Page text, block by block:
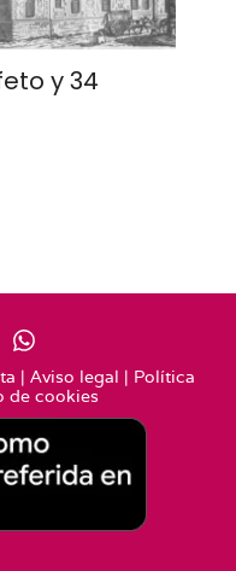
y 34
| Aviso legal | Política
de cookies